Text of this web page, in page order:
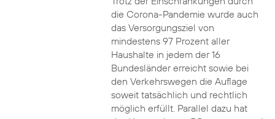
die Corona-Pandemie wurde auch
das Versorgungsziel von
mindestens 97 Prozent aller
Haushalte in jedem der 16
Bundesländer erreicht sowie bei
den Verkehrswegen die Auflage
soweit tatsächlich und rechtlich
möglich erfüllt. Parallel dazu hat